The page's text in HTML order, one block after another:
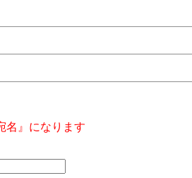
名』になります